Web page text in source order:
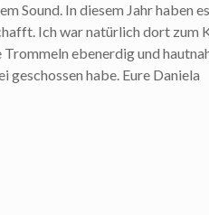
Sound. In diesem Jahr haben
Ich war natürlich dort zum
ebenerdig und
geschossen habe. Eure Daniela